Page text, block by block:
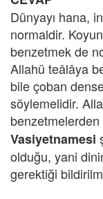
Dünyayı hana,
normaldir.
benzetmek de
Allahü teâlâya
bile çoban
söylemelidir.
benzetmelerden
Vasiyetnamesi
olduğu, yani
gerektiği